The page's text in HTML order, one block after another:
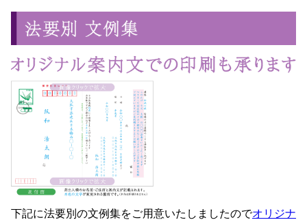
下記に法要別の文例集をご用意いたしましたのでオリジナ